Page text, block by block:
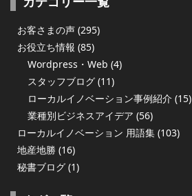
お客さまの声 (295)
お役立ち情報 (85)
Wordpress・Web (4)
スタッフブログ (11)
ローカルイノベーション事例紹介 (15)
業種別ビジネスアイデア (56)
ローカルイノベーション 用語集 (103)
地産地勝 (16)
秘書ブログ (1)